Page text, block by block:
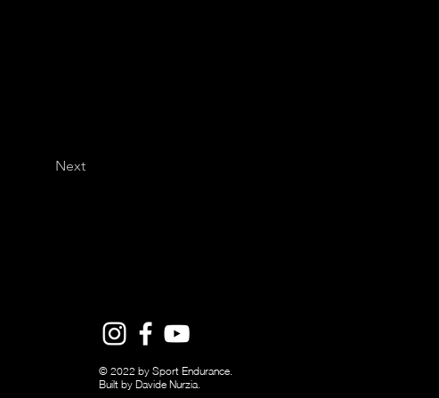
Next
© 2022 by Sport Endurance.
Built by Davide Nurzia.